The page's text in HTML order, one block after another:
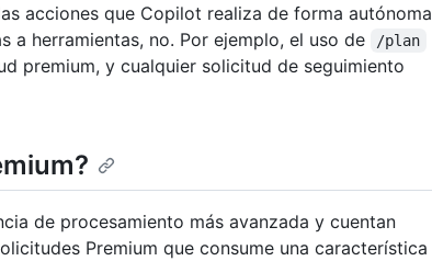
acciones que Copilot realiza de forma autónoma
a herramientas, no. Por ejemplo, el uso de
/plan
premium, y cualquier solicitud de seguimiento
de procesamiento más avanzada y cuentan
Premium que consume una característica